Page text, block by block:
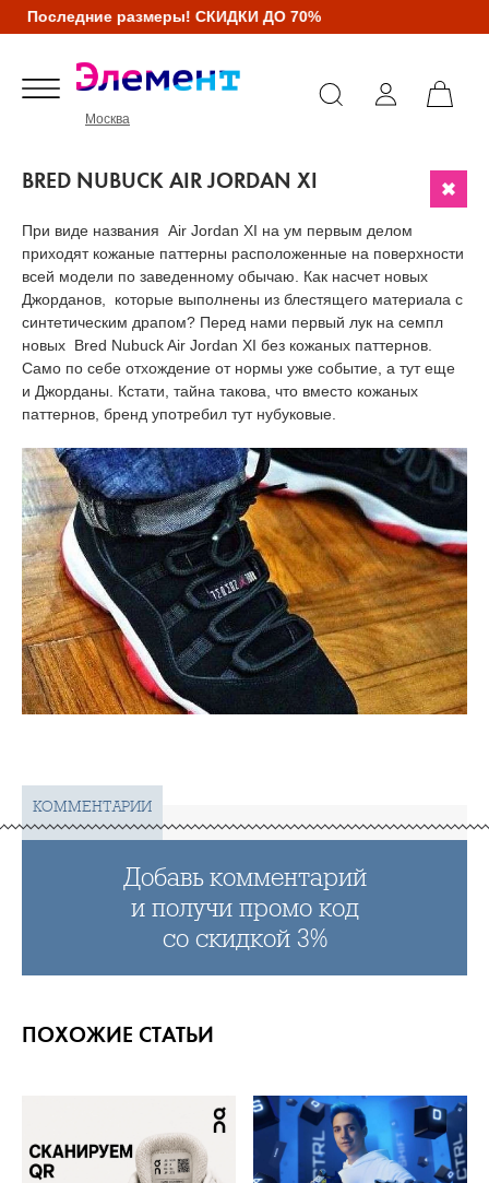
Последние размеры! СКИДКИ ДО 70%
Москва
BRED NUBUCK AIR JORDAN XI
При виде названия Air Jordan XI на ум первым делом
приходят кожаные паттерны расположенные на поверхности
всей модели по заведенному обычаю. Как насчет новых
Джорданов, которые выполнены из блестящего материала с
синтетическим драпом? Перед нами первый лук на семпл
новых Bred Nubuck Air Jordan XI без кожаных паттернов.
Само по себе отхождение от нормы уже событие, а тут еще
и Джорданы. Кстати, тайна такова, что вместо кожаных
паттернов, бренд употребил тут нубуковые.
КОММЕНТАРИИ
Добавь комментарий
и получи промо код
со скидкой 3%
ПОХОЖИЕ СТАТЬИ